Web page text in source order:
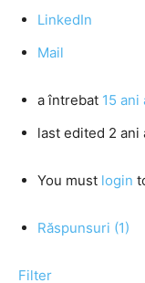
LinkedIn
Mail
a întrebat 15 ani
last edited 2 ani
You must login
Răspunsuri (1)
Filter